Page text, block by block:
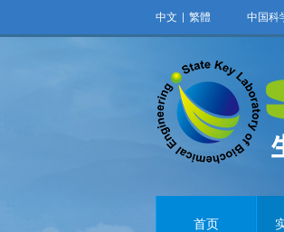
中文 繁體 中国科
首页